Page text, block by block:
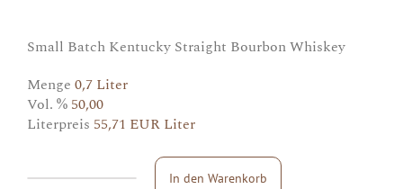
Small Batch Kentucky Straight Bourbon Whiskey
Menge 0,7 Liter
Vol. % 50,00
Literpreis 55,71 EUR Liter
In den Warenkorb